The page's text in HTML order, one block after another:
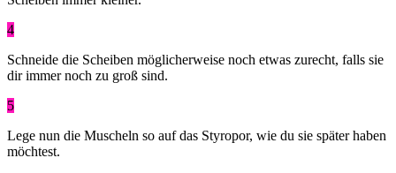
4
Schneide die Scheiben möglicherweise noch etwas zurecht, falls sie
dir immer noch zu groß sind.
5
Lege nun die Muscheln so auf das Styropor, wie du sie später haben
möchtest.